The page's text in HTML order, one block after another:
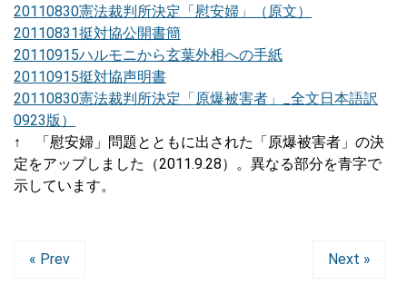
20110830憲法裁判所決定「慰安婦」（原文）
20110831挺対協公開書簡
20110915ハルモニから玄葉外相への手紙
20110915挺対協声明書
20110830憲法裁判所決定「原爆被害者」_全文日本語訳
0923版）
↑ 「慰安婦」問題とともに出された「原爆被害者」の決
定をアップしました（2011.9.28）。異なる部分を青字で
示しています。
« Prev Next »